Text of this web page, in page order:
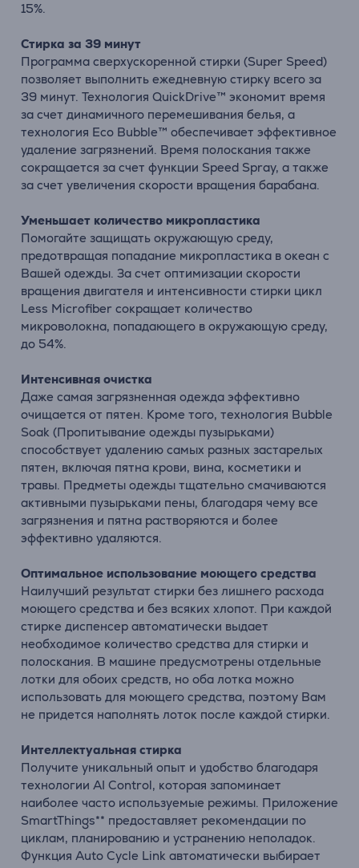
15%.
Стирка за 39 минут
Программа сверхускоренной стирки (Super Speed)
позволяет выполнить ежедневную стирку всего за
39 минут. Технология QuickDrive™ экономит время
за счет динамичного перемешивания белья, а
технология Eco Bubble™ обеспечивает эффективное
удаление загрязнений. Время полоскания также
сокращается за счет функции Speed Spray, а также
за счет увеличения скорости вращения барабана.
Уменьшает количество микропластика
Помогайте защищать окружающую среду,
предотвращая попадание микропластика в океан с
Вашей одежды. За счет оптимизации скорости
вращения двигателя и интенсивности стирки цикл
Less Microfiber сокращает количество
микроволокна, попадающего в окружающую среду,
до 54%.
Интенсивная очистка
Даже самая загрязненная одежда эффективно
очищается от пятен. Кроме того, технология Bubble
Soak (Пропитывание одежды пузырьками)
способствует удалению самых разных застарелых
пятен, включая пятна крови, вина, косметики и
травы. Предметы одежды тщательно смачиваются
активными пузырьками пены, благодаря чему все
загрязнения и пятна растворяются и более
эффективно удаляются.
Оптимальное использование моющего средства
Наилучший результат стирки без лишнего расхода
моющего средства и без всяких хлопот. При каждой
стирке диспенсер автоматически выдает
необходимое количество средства для стирки и
полоскания. В машине предусмотрены отдельные
лотки для обоих средств, но оба лотка можно
использовать для моющего средства, поэтому Вам
не придется наполнять лоток после каждой стирки.
Интеллектуальная стирка
Получите уникальный опыт и удобство благодаря
технологии AI Control, которая запоминает
наиболее часто используемые режимы. Приложение
SmartThings** предоставляет рекомендации по
циклам, планированию и устранению неполадок.
Функция Auto Cycle Link автоматически выбирает